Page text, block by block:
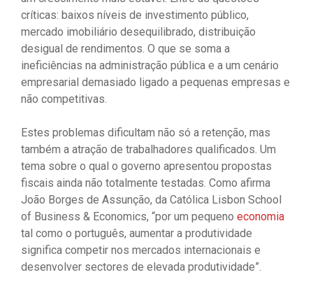
críticas: baixos níveis de investimento público,
mercado imobiliário desequilibrado, distribuição
desigual de rendimentos. O que se soma a
ineficiências na administração pública e a um cenário
empresarial demasiado ligado a pequenas empresas e
não competitivas.
Estes problemas dificultam não só a retenção, mas
também a atração de trabalhadores qualificados. Um
tema sobre o qual o governo apresentou propostas
fiscais ainda não totalmente testadas. Como afirma
João Borges de Assunção, da Católica Lisbon School
of Business & Economics, “por um pequeno economia
tal como o português, aumentar a produtividade
significa competir nos mercados internacionais e
desenvolver sectores de elevada produtividade”.